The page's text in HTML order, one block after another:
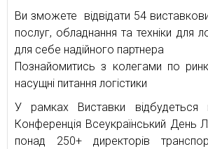
Ви зможете відвідати 54
послуг, обладнання та техніки для
для себе надійного партнера
Познайомитись з колегами по
насущні питання логістики
У рамках Виставки відбудеться
Конференція Всеукраїнський День
понад 250+ директорів